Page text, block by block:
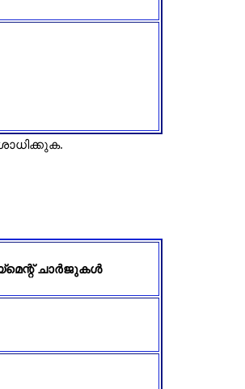
ചാർജുകൾ